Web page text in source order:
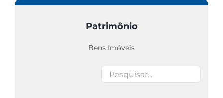
Patrimônio
Bens Imóveis